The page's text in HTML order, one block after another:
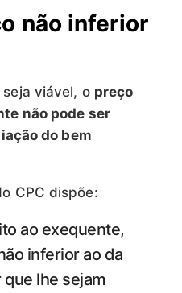
não inferior
viável, o preço
não pode ser
do bem
CPC dispõe:
ao exequente,
inferior ao da
lhe sejam